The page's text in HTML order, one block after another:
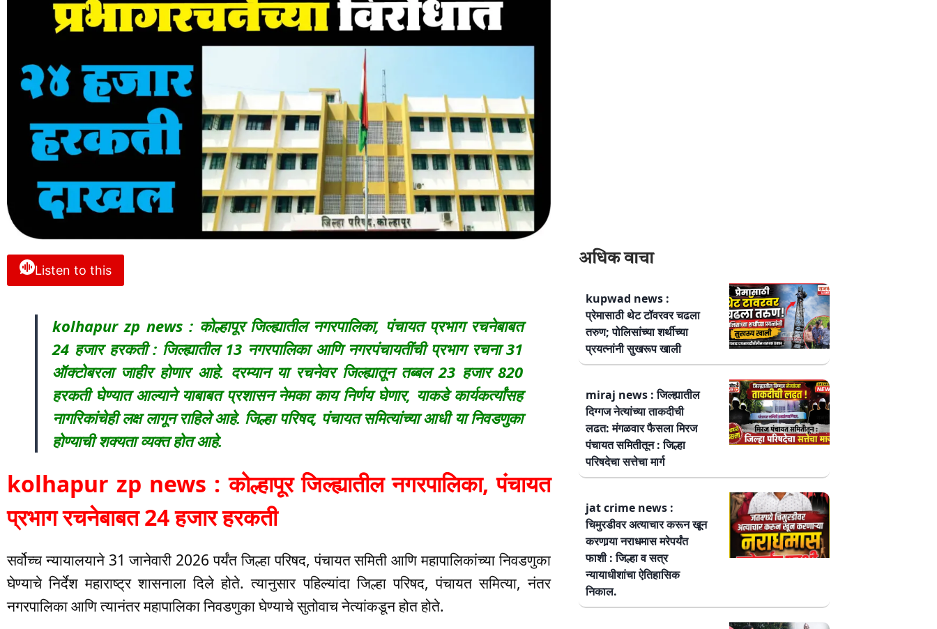
Listen to this
kolhapur zp news : कोल्हापूर जिल्ह्यातील नगरपालिका, पंचायत प्रभाग रचनेबाबत
24 हजार हरकती : जिल्ह्यातील 13 नगरपालिका आणि नगरपंचायतींची प्रभाग रचना 31
ऑक्टोबरला जाहीर होणार आहे. दरम्यान या रचनेवर जिल्ह्यातून तब्बल 23 हजार 820
हरकती घेण्यात आल्याने याबाबत प्रशासन नेमका काय निर्णय घेणार, याकडे कार्यकर्त्यांसह
नागरिकांचेही लक्ष लागून राहिले आहे. जिल्हा परिषद, पंचायत समित्यांच्या आधी या निवडणुका
होण्याची शक्यता व्यक्त होत आहे.
kolhapur zp news : कोल्हापूर जिल्ह्यातील नगरपालिका, पंचायत
प्रभाग रचनेबाबत 24 हजार हरकती
सर्वोच्च न्यायालयाने 31 जानेवारी 2026 पर्यंत जिल्हा परिषद, पंचायत समिती आणि महापालिकांच्या निवडणुका
घेण्याचे निर्देश महाराष्ट्र शासनाला दिले होते. त्यानुसार पहिल्यांदा जिल्हा परिषद, पंचायत समित्या, नंतर
नगरपालिका आणि त्यानंतर महापालिका निवडणुका घेण्याचे सुतोवाच नेत्यांकडून होत होते.
अधिक वाचा
kupwad news :
प्रेमासाठी थेट टॉवरवर चढला
तरुण; पोलिसांच्या शर्थीच्या
प्रयत्नांनी सुखरूप खाली
miraj news : जिल्ह्यातील
दिग्गज नेत्यांच्या ताकदीची
लढत: मंगळवार फैसला मिरज
पंचायत समितीतून : जिल्हा
परिषदेचा सत्तेचा मार्ग
jat crime news :
चिमुरडीवर अत्याचार करून खून
करणार्‍या नराधमास मरेपर्यंत
फाशी : जिल्हा व सत्र
न्यायाधीशांचा ऐतिहासिक
निकाल.